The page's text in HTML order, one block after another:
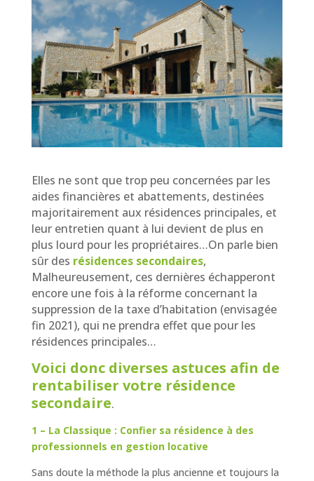
Elles ne sont que trop peu concernées par les
aides financières et abattements, destinées
majoritairement aux résidences principales, et
leur entretien quant à lui devient de plus en
plus lourd pour les propriétaires…On parle bien
sûr des résidences secondaires,
Malheureusement, ces dernières échapperont
encore une fois à la réforme concernant la
suppression de la taxe d’habitation (envisagée
fin 2021), qui ne prendra effet que pour les
résidences principales…
Voici donc diverses astuces afin de
rentabiliser votre résidence
secondaire.
1 – La Classique : Confier sa résidence à des
professionnels en gestion locative
Sans doute la méthode la plus ancienne et toujours la